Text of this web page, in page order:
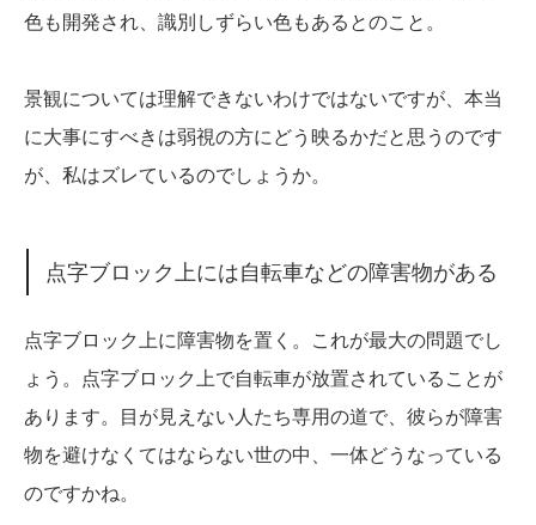
色も開発され、識別しずらい色もあるとのこと。
景観については理解できないわけではないですが、本当
に大事にすべきは弱視の方にどう映るかだと思うのです
が、私はズレているのでしょうか。
点字ブロック上には自転車などの障害物がある
点字ブロック上に障害物を置く。これが最大の問題でし
ょう。点字ブロック上で自転車が放置されていることが
あります。目が見えない人たち専用の道で、彼らが障害
物を避けなくてはならない世の中、一体どうなっている
のですかね。